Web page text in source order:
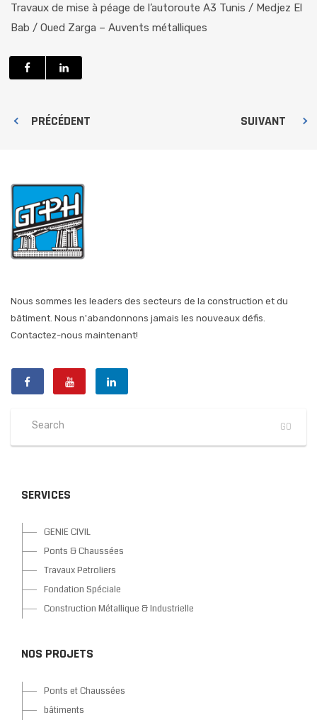
Travaux de mise à péage de l’autoroute A3 Tunis / Medjez El
Bab / Oued Zarga – Auvents métalliques
PRÉCÉDENT SUIVANT
Nous sommes les leaders des secteurs de la construction et du
bâtiment. Nous n'abandonnons jamais les nouveaux défis.
Contactez-nous maintenant!
SERVICES
GENIE CIVIL
Ponts & Chaussées
Travaux Petroliers
Fondation Spéciale
Construction Métallique & Industrielle
NOS PROJETS
Ponts et Chaussées
bâtiments